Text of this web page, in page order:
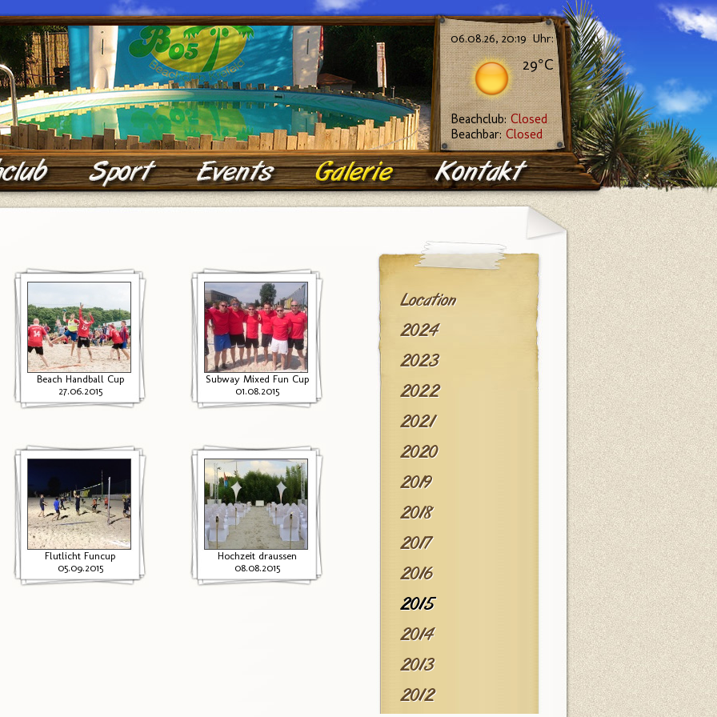
06.08.26, 20:19 Uhr:
29°C
Beachclub:Closed
Beachbar: Closed
Beach Handball Cup
27.06.2015
Subway Mixed Fun Cup
01.08.2015
Flutlicht Funcup
05.09.2015
Hochzeit draussen
08.08.2015
Location
2024
2023
2022
2021
2020
2019
2018
2017
2016
2015
2014
2013
2012